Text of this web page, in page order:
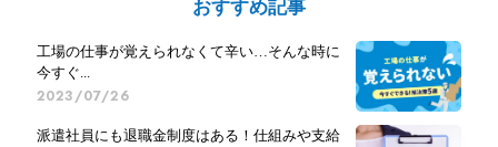
おすすめ記事
工場の仕事が覚えられなくて辛い…そんな時に
今すぐ...
2023/07/26
派遣社員にも退職金制度はある！仕組みや支給